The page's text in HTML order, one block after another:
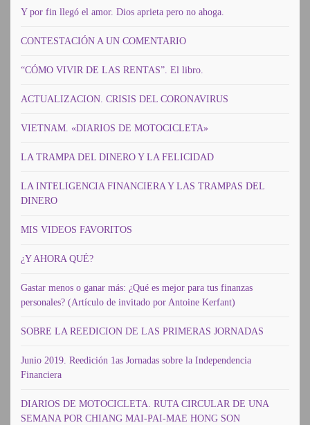
Y por fin llegó el amor. Dios aprieta pero no ahoga.
CONTESTACIÓN A UN COMENTARIO
“CÓMO VIVIR DE LAS RENTAS”. El libro.
ACTUALIZACION. CRISIS DEL CORONAVIRUS
VIETNAM. «DIARIOS DE MOTOCICLETA»
LA TRAMPA DEL DINERO Y LA FELICIDAD
LA INTELIGENCIA FINANCIERA Y LAS TRAMPAS DEL
DINERO
MIS VIDEOS FAVORITOS
¿Y AHORA QUÉ?
Gastar menos o ganar más: ¿Qué es mejor para tus finanzas
personales? (Artículo de invitado por Antoine Kerfant)
SOBRE LA REEDICION DE LAS PRIMERAS JORNADAS
Junio 2019. Reedición 1as Jornadas sobre la Independencia
Financiera
DIARIOS DE MOTOCICLETA. RUTA CIRCULAR DE UNA
SEMANA POR CHIANG MAI-PAI-MAE HONG SON